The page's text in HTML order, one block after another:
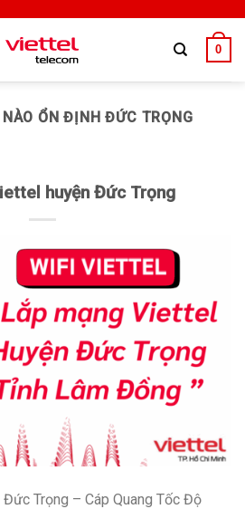
0
ỔN ĐỊNH ĐỨC TRỌNG
huyện Đức Trọng
Trọng – Cáp Quang Tốc Độ